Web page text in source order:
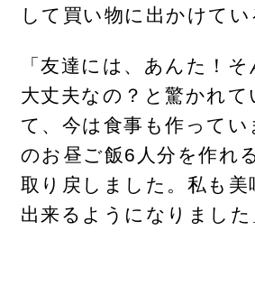
して買い物に出かけてい
「友達には、あんた！
大丈夫なの？と驚かれて
て、今は食事も作ってい
のお昼ご飯6人分を作れ
取り戻しました。私も美
出来るようになりました